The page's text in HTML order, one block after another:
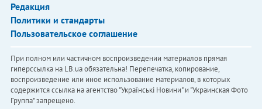
Редакция
Политики и стандарты
Пользовательское соглашение
При полном или частичном воспроизведении материалов прямая
гиперссылка на LB.ua обязательна! Перепечатка, копирование,
воспроизведение или иное использование материалов, в которых
содержится ссылка на агентство "Українськi Новини" и "Украинская Фото
Группа" запрещено.